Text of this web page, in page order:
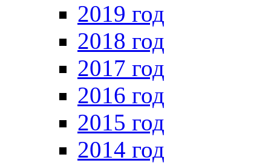
2019 год
2018 год
2017 год
2016 год
2015 год
2014 год